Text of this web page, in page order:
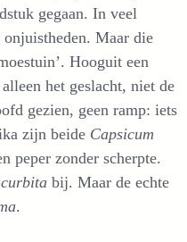
gegaan. In veel
Maar die
Hooguit een
het geslacht, niet de
gezien, geen ramp: iets
zijn beide Capsicum
peper zonder scherpte.
bij. Maar de echte
.